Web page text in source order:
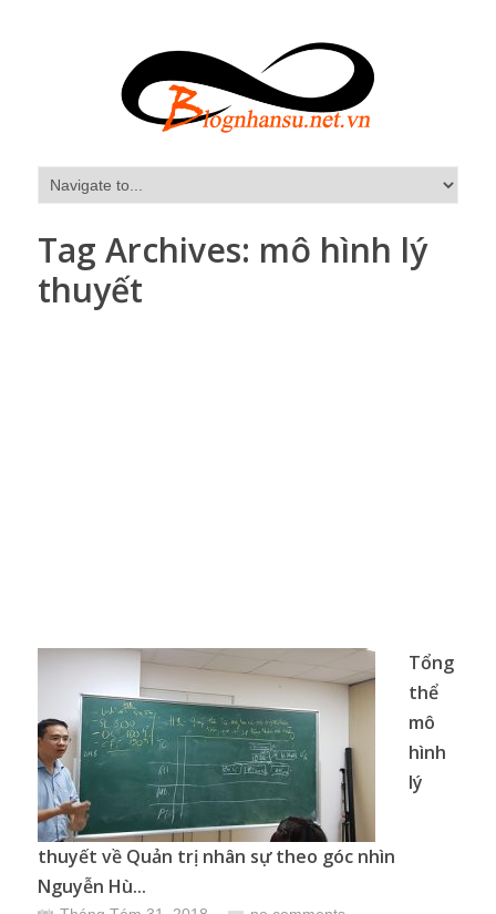
Tag Archives: mô hình lý
thuyết
Tổng
thể
mô
hình
lý
thuyết về Quản trị nhân sự theo góc nhìn
Nguyễn Hù...